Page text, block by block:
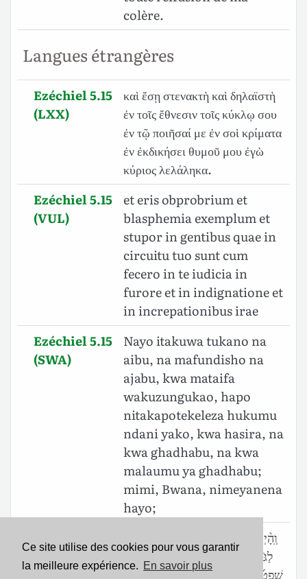
Ce site utilise des cookies pour vous garantir
la meilleure expérience. En savoir plus
colère.
Langues étrangères
Ezéchiel 5.15
(LXX)
καὶ ἔσῃ στενακτὴ καὶ δηλαϊστὴ
ἐν τοῖς ἔθνεσιν τοῖς κύκλῳ σου
ἐν τῷ ποιῆσαί με ἐν σοὶ κρίματα
ἐν ἐκδικήσει θυμοῦ μου ἐγὼ
κύριος λελάληκα.
Ezéchiel 5.15
(VUL)
et eris obprobrium et
blasphemia exemplum et
stupor in gentibus quae in
circuitu tuo sunt cum
fecero in te iudicia in
furore et in indignatione et
in increpationibus irae
Ezéchiel 5.15
(SWA)
Nayo itakuwa tukano na
aibu, na mafundisho na
ajabu, kwa mataifa
wakuzungukao, hapo
nitakapotekeleza hukumu
ndani yako, kwa hasira, na
kwa ghadhabu, na kwa
malaumu ya ghadhabu;
mimi, Bwana, nimeyanena
hayo;
(BHS)
וְֽהָ֨יְתָ֜ה חֶרְפָּ֤ה וּגְדוּפָה֙ מוּסָ֣ר וּמְשַׁמָּ֔ה
לַגֹּויִ֖ם אֲשֶׁ֣ר סְבִיבֹותָ֑יִךְ בַּעֲשֹׂותִי֩ בָ֨ךְ
שְׁפָטִ֜ים בְּאַ֤ף וּבְחֵמָה֙ וּבְתֹכְחֹ֣ות חֵמָ֔ה